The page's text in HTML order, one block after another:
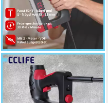
CCLIFE
Druckluft-Nagler CCLIFE
Elektrischer Tacker fuer T
und U Naegel Profi